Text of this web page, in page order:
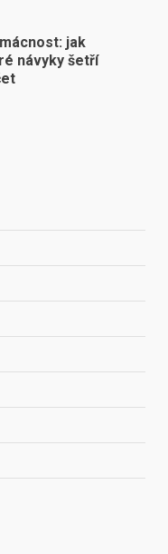
jak
návyky šetří